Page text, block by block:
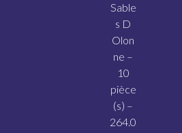
Sable
s D
Olon
ne –
10
pièce
(s) –
264.0